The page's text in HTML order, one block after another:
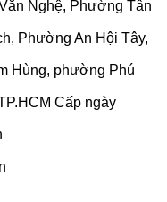
Nghệ, Phường Tân
Phường An Hội Tây,
Hùng, phường Phú
Cấp ngày